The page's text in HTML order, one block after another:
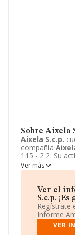
Sobre Aixela
Aixela S.c.p.
compañía
115 - 2 2. Su
Comercio al
y confitería.
Ver más
Ver el
S.c.p. ¡Es
Regístrate
Informe
VER